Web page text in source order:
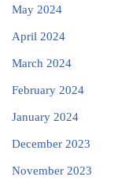
May 2024
April 2024
March 2024
February 2024
January 2024
December 2023
November 2023